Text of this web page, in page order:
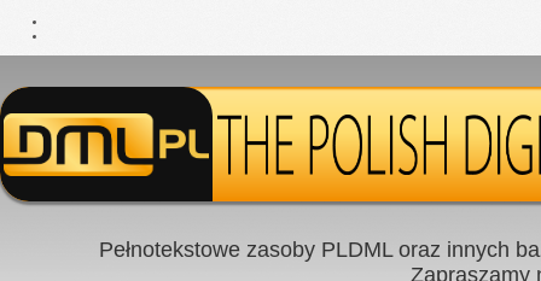
Pełnotekstowe zasoby PLDML oraz innych
Zapraszamy